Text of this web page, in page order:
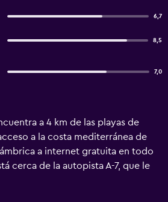
6,7
8,5
7,0
a 4 km de las playas de
a la costa mediterránea de
a internet gratuita en todo
cerca de la autopista A-7, que le
y Valencia (45 km). Las
son sencillas y están equipadas